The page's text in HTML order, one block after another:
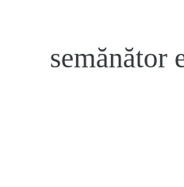
semănător